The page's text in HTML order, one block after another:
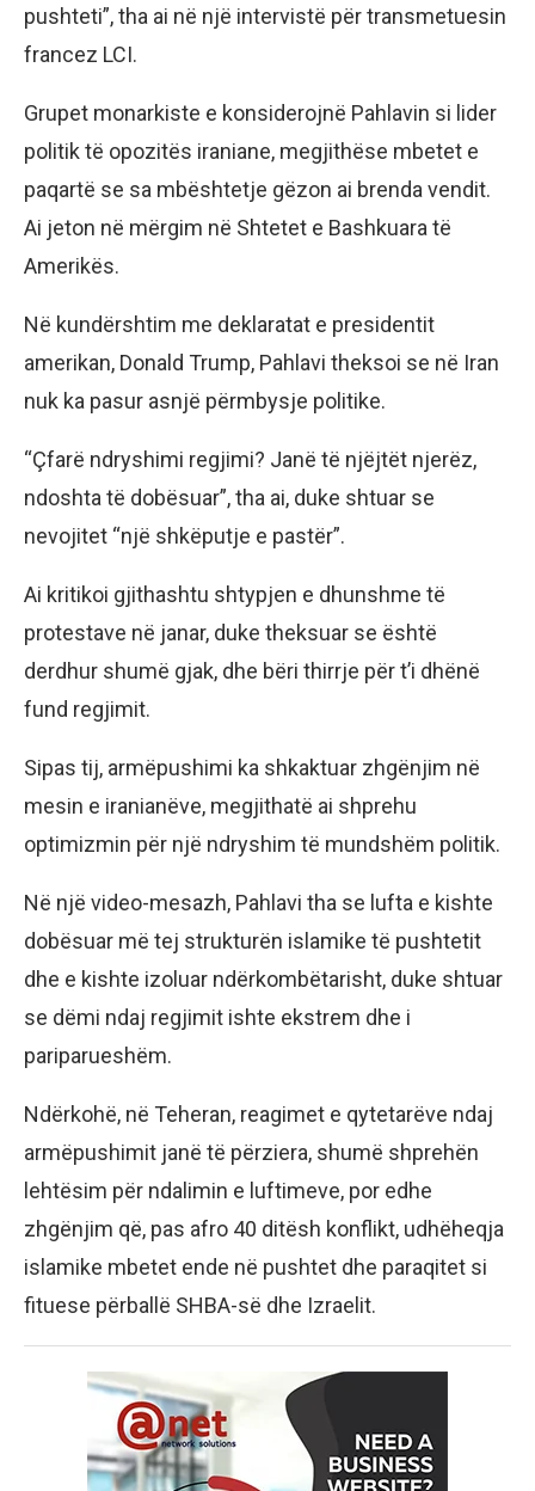
pushteti”, tha ai në një intervistë për transmetuesin
francez LCI.
Grupet monarkiste e konsiderojnë Pahlavin si lider
politik të opozitës iraniane, megjithëse mbetet e
paqartë se sa mbështetje gëzon ai brenda vendit.
Ai jeton në mërgim në Shtetet e Bashkuara të
Amerikës.
Në kundërshtim me deklaratat e presidentit
amerikan, Donald Trump, Pahlavi theksoi se në Iran
nuk ka pasur asnjë përmbysje politike.
“Çfarë ndryshimi regjimi? Janë të njëjtët njerëz,
ndoshta të dobësuar”, tha ai, duke shtuar se
nevojitet “një shkëputje e pastër”.
Ai kritikoi gjithashtu shtypjen e dhunshme të
protestave në janar, duke theksuar se është
derdhur shumë gjak, dhe bëri thirrje për t’i dhënë
fund regjimit.
Sipas tij, armëpushimi ka shkaktuar zhgënjim në
mesin e iranianëve, megjithatë ai shprehu
optimizmin për një ndryshim të mundshëm politik.
Në një video-mesazh, Pahlavi tha se lufta e kishte
dobësuar më tej strukturën islamike të pushtetit
dhe e kishte izoluar ndërkombëtarisht, duke shtuar
se dëmi ndaj regjimit ishte ekstrem dhe i
pariparueshëm.
Ndërkohë, në Teheran, reagimet e qytetarëve ndaj
armëpushimit janë të përziera, shumë shprehën
lehtësim për ndalimin e luftimeve, por edhe
zhgënjim që, pas afro 40 ditësh konflikt, udhëheqja
islamike mbetet ende në pushtet dhe paraqitet si
fituese përballë SHBA-së dhe Izraelit.